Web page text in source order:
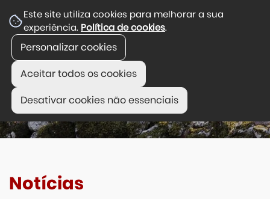
Este site utiliza cookies para melhorar a sua
experiência. Política de cookies.
Personalizar cookies
Aceitar todos os cookies
Desativar cookies não essenciais
Notícias